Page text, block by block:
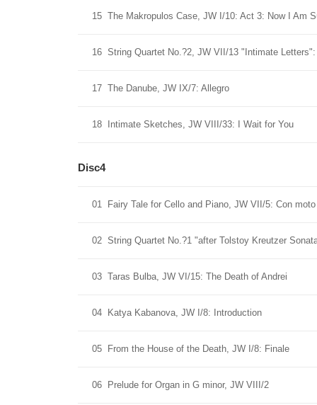
15 The Makropulos Case, JW I/10: Act 3: Now I Am
16 String Quartet No.?2, JW VII/13 "Intimate
17 The Danube, JW IX/7: Allegro
18 Intimate Sketches, JW VIII/33: I Wait for You
Disc4
01 Fairy Tale for Cello and Piano, JW VII/5: Con moto
02 String Quartet No.?1 "after Tolstoy Kreutzer
03 Taras Bulba, JW VI/15: The Death of Andrei
04 Katya Kabanova, JW I/8: Introduction
05 From the House of the Death, JW I/8: Finale
06 Prelude for Organ in G minor, JW VIII/2